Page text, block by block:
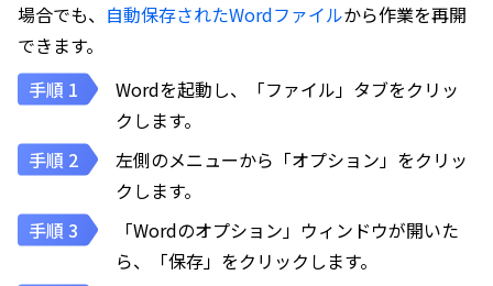
場合でも、 自動保存されたWordファイルから作業を再開
できます。
Wordを起動し、「ファイル」タブをクリッ
クします。
左側のメニューから「オプション」をクリッ
クします。
「Wordのオプション」ウィンドウが開いた
ら、「保存」をクリックします。